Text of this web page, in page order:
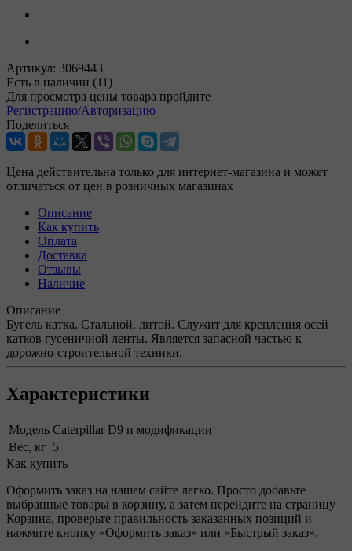
Артикул: 3069443
Есть в наличии (11)
Для просмотра цены товара пройдите
Регистрацию/Авторизацию
Поделиться
Цена действительна только для интернет-магазина и может
отличаться от цен в розничных магазинах
Описание
Как купить
Оплата
Доставка
Отзывы
Наличие
Описание
Бугель катка. Стальной, литой. Служит для крепления осей
катков гусеничной ленты. Является запасной частью к
дорожно-строительной техники.
Характеристики
Модель Caterpillar D9 и модификации
Вес, кг 5
Как купить
Оформить заказ на нашем сайте легко. Просто добавьте
выбранные товары в корзину, а затем перейдите на страницу
Корзина, проверьте правильность заказанных позиций и
нажмите кнопку «Оформить заказ» или «Быстрый заказ».